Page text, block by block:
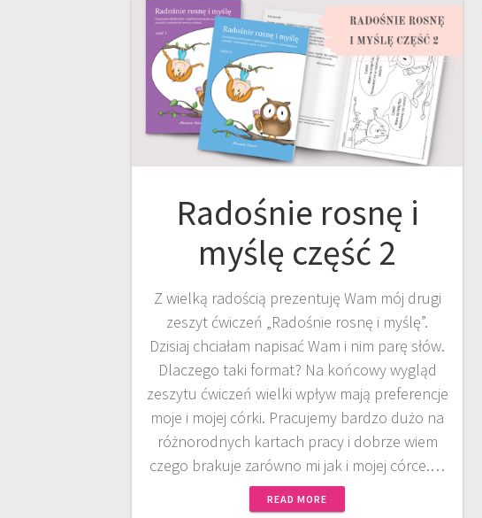
Radośnie rosnę i
myślę część 2
Z wielką radością prezentuję Wam mój drugi
zeszyt ćwiczeń „Radośnie rosnę i myślę”.
Dzisiaj chciałam napisać Wam i nim parę słów.
Dlaczego taki format? Na końcowy wygląd
zeszytu ćwiczeń wielki wpływ mają preferencje
moje i mojej córki. Pracujemy bardzo dużo na
różnorodnych kartach pracy i dobrze wiem
czego brakuje zarówno mi jak i mojej córce.…
READ MORE